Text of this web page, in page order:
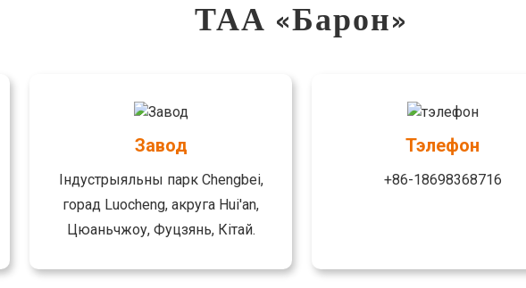
ТАА «Барон»
Завод
Індустрыяльны парк Chengbei,
горад Luocheng, акруга Hui'an,
Цюаньчжоу, Фуцзянь, Кітай.
Тэлефон
+86-18698368716